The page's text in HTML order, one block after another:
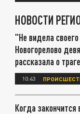
НОВОСТИ
"Не видела
Новогорелово
рассказала о
10:43
Когда